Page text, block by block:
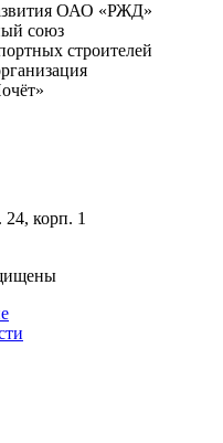
ОАО «РЖД»
союз
строителей
корп. 1